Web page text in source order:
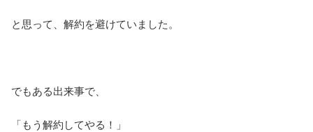
と思って、解約を避けていました。
でもある出来事で、
「もう解約してやる！」